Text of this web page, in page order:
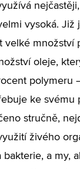
vysoká. Již
velké množství
oleje,
polymeru
ke svému
stručně,
živého
bakterie, a my,